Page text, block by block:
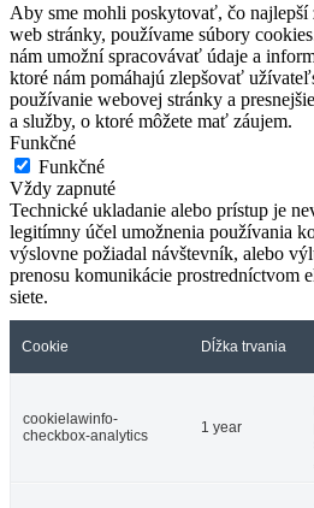
Aby sme mohli poskytovať, čo najlepší
web stránky, používame súbory
nám umožní spracovávať údaje a
ktoré nám pomáhajú zlepšovať
používanie webovej stránky a
a služby, o ktoré môžete mať záujem.
Funkčné
Funkčné
Vždy zapnuté
Technické ukladanie alebo prístup je
legitímny účel umožnenia používania
výslovne požiadal návštevník, alebo
prenosu komunikácie prostredníctvom
siete.
Cookie Dĺžka trvania
cookielawinfo-
checkbox-analytics
1 year